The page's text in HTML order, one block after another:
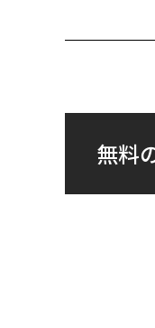
無料